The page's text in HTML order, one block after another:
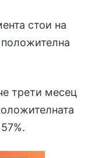
стои на
положителна
трети месец